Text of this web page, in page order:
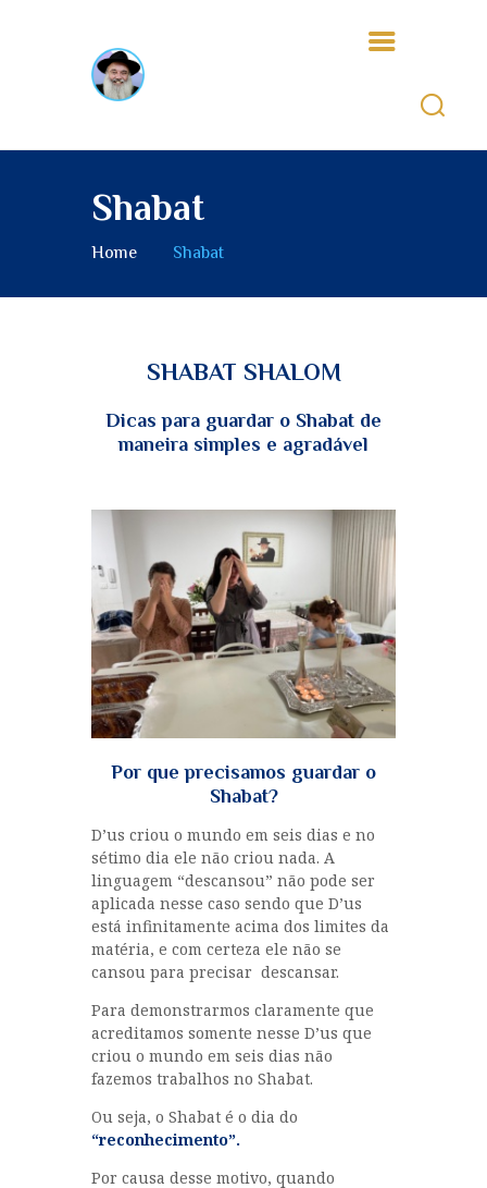
Shabat
Home Shabat
INÍCIO
ALEGRIA
TZEDAKÁ
CICLO DO ANO
JUDAICO
CURIOSIDADES
MULHERES
RABINO GLOIBER
NOSSOS REBES
HISTÓRIAS DE
TZADIKIM
GUEULÁ
MENSAGENS DO
RABINO
OS ANIMAIS DA TORÁ
SHABAT SHALOM
Dicas para guardar o Shabat de
maneira simples e agradável
Por que precisamos guardar o
Shabat?
D’us criou o mundo em seis dias e no
sétimo dia ele não criou nada. A
linguagem “descansou” não pode ser
aplicada nesse caso sendo que D’us
está infinitamente acima dos limites da
matéria, e com certeza ele não se
cansou para precisar descansar.
Para demonstrarmos claramente que
acreditamos somente nesse D’us que
criou o mundo em seis dias não
fazemos trabalhos no Shabat.
Ou seja, o Shabat é o dia do
“reconhecimento”.
Por causa desse motivo, quando